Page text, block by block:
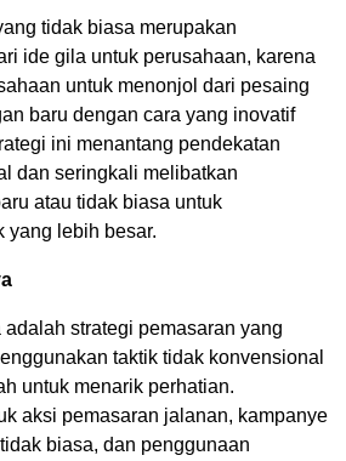
tidak biasa merupakan
ide gila untuk perusahaan, karena
untuk menonjol dari pesaing
baru dengan cara yang inovatif
ini menantang pendekatan
dan seringkali melibatkan
atau tidak biasa untuk
yang lebih besar.
strategi pemasaran yang
taktik tidak konvensional
untuk menarik perhatian.
aksi pemasaran jalanan, kampanye
biasa, dan penggunaan